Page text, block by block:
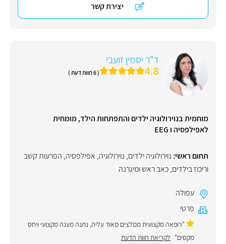
יצירת קשר
ד"ר יסמין זועבי
4.8 ( 6 חוות דעת )
מוחמית בנוירולוגיה ילדים והתפתחות הילד, מומחית
לאפילפסיה ו EEG
תחום ראשי: נוירולוגיה ילדים, נוירולוגיה, אפילפסיה, הפרעות קשב
וריכוז בילדים,כאב ראש ומיגרנה
עפולה
פרטי
"רופאה מקצועית ממלצים מאוד עליה, נתנה מענה מקצועי ויחס
מקסים" לקריאת חוות הדעת